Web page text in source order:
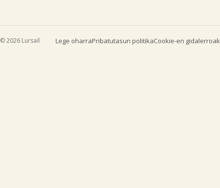
© 2026 Lursail Lege oharraPribatutasun politikaCookie-en gidalerroak